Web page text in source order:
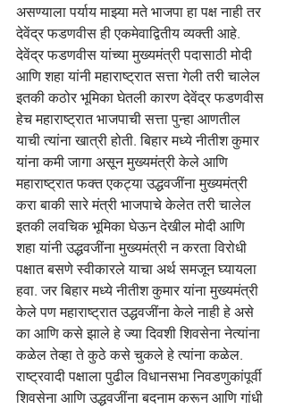
असण्याला पर्याय माझ्या मते भाजपा हा पक्ष नाही तर
देवेंद्र फडणवीस ही एकमेवाद्वितीय व्यक्ती आहे.
देवेंद्र फडणवीस यांच्या मुख्यमंत्री पदासाठी मोदी
आणि शहा यांनी महाराष्ट्रात सत्ता गेली तरी चालेल
इतकी कठोर भूमिका घेतली कारण देवेंद्र फडणवीस
हेच महाराष्ट्रात भाजपाची सत्ता पुन्हा आणतील
याची त्यांना खात्री होती. बिहार मध्ये नीतीश कुमार
यांना कमी जागा असून मुख्यमंत्री केले आणि
महाराष्ट्रात फक्त एकट्या उद्धवजींना मुख्यमंत्री
करा बाकी सारे मंत्री भाजपाचे केलेत तरी चालेल
इतकी लवचिक भूमिका घेऊन देखील मोदी आणि
शहा यांनी उद्धवजींना मुख्यमंत्री न करता विरोधी
पक्षात बसणे स्वीकारले याचा अर्थ समजून घ्यायला
हवा. जर बिहार मध्ये नीतीश कुमार यांना मुख्यमंत्री
केले पण महाराष्ट्रात उद्धवजींना केले नाही हे असे
का आणि कसे झाले हे ज्या दिवशी शिवसेना नेत्यांना
कळेल तेव्हा ते कुठे कसे चुकले हे त्यांना कळेल.
राष्ट्रवादी पक्षाला पुढील विधानसभा निवडणुकांपूर्वी
शिवसेना आणि उद्धवजींना बदनाम करून आणि गांधी